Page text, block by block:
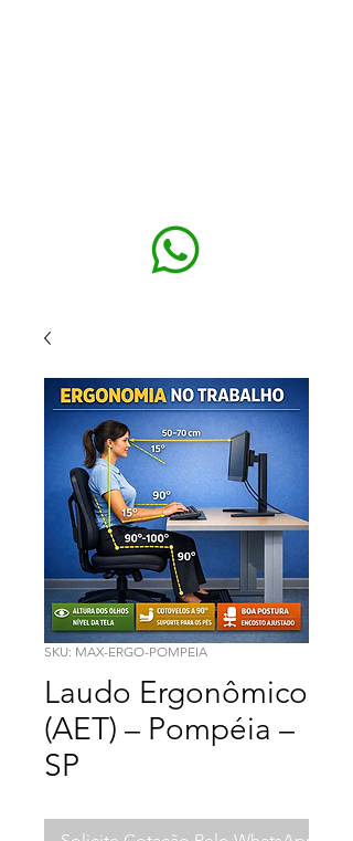
SKU: MAX-ERGO-POMPEIA
Laudo Ergonômico
(AET) – Pompéia –
SP